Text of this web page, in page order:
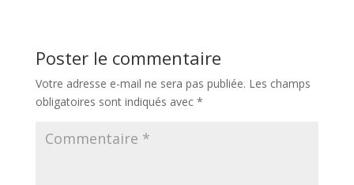
Poster le commentaire
Votre adresse e-mail ne sera pas publiée. Les champs
obligatoires sont indiqués avec *